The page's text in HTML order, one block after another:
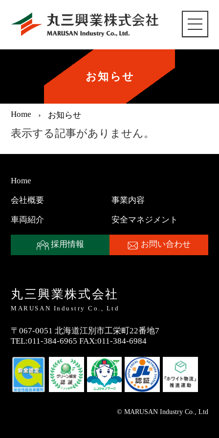
Home
会社概要
安全マネジメント
Home お知らせ
お知らせ
表示する記事がありません。
Home
会社概要 事業内容
車両紹介 安全マネジメント
採用情報 お問い合わせ
丸三興業株式会社
MARUSAN Industry Co., Ltd
〒067-0051 北海道江別市工栄町22番地7
TEL:011-384-6965 FAX:011-384-6984
© MARUSAN Industry Co., Ltd